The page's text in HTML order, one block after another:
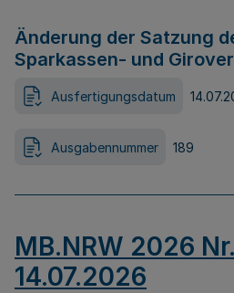
Änderung der Satzung
Sparkassen- und
Ausfertigungsdatum
Ausgabennummer 189
MB.NRW 2026
14.07.2026